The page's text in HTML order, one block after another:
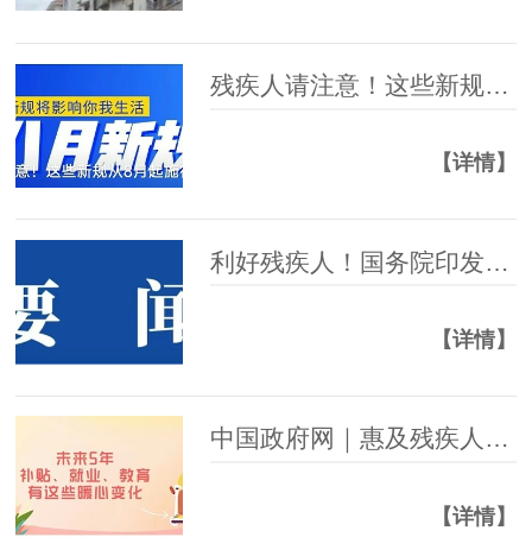
残疾人请注意！这些新规从8月起施行
【详情】
利好残疾人！国务院印发《全民健身计划（2026－2030年）》
【详情】
中国政府网｜惠及残疾人，未来5年补贴、就业、教育有这些暖心变化
【详情】